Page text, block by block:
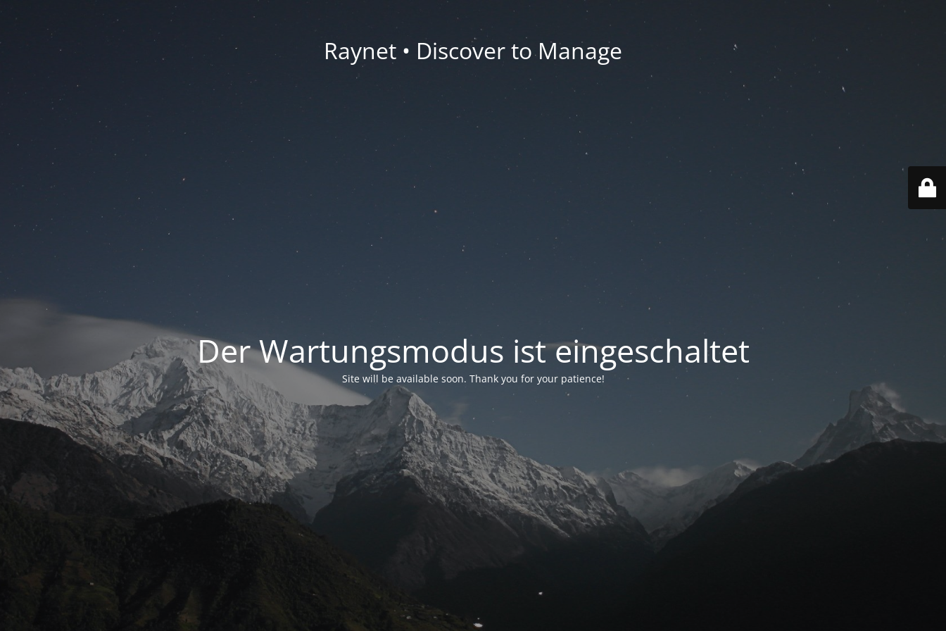
Raynet • Discover to Manage
Der Wartungsmodus ist eingeschaltet
Site will be available soon. Thank you for your patience!